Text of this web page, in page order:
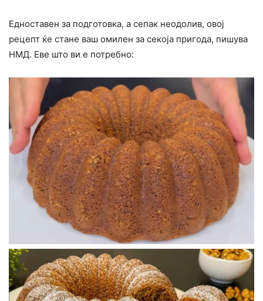
Едноставен за подготовка, а сепак неодолив, овој
рецепт ќе стане ваш омилен за секоја пригода, пишува
НМД. Еве што ви е потребно: